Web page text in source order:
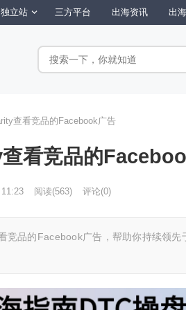
独立站 三方平台 出海资讯 出
查看竞品的Facebook广告
看竞品的
阅读(563) 评论(0)
品的Facebook广告，帮助你持续领先